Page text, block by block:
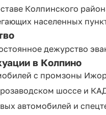
Колпинского
населенных
дежурство
в Колпино
с промзоны
шоссе и
автомобилей и